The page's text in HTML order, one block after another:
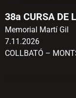
38a CURSA DE
Memorial Martí Gil
7.11.2026
COLLBATÓ –